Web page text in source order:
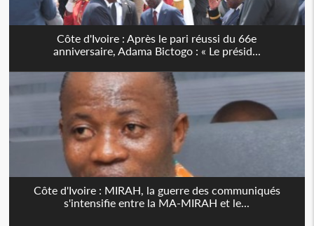
Côte d'Ivoire : Après le pari réussi du 66e
anniversaire, Adama Bictogo : « Le présid...
Côte d'Ivoire : MIRAH, la guerre des communiqués
s'intensifie entre la MA-MIRAH et le...